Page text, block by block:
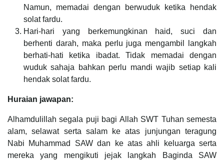
Namun, memadai dengan berwuduk ketika hendak
solat fardu.
Hari-hari yang berkemungkinan haid, suci dan
berhenti darah, maka perlu juga mengambil langkah
berhati-hati ketika ibadat. Tidak memadai dengan
wuduk sahaja bahkan perlu mandi wajib setiap kali
hendak solat fardu.
Huraian jawapan:
Alhamdulillah segala puji bagi Allah SWT Tuhan semesta
alam, selawat serta salam ke atas junjungan teragung
Nabi Muhammad SAW dan ke atas ahli keluarga serta
mereka yang mengikuti jejak langkah Baginda SAW